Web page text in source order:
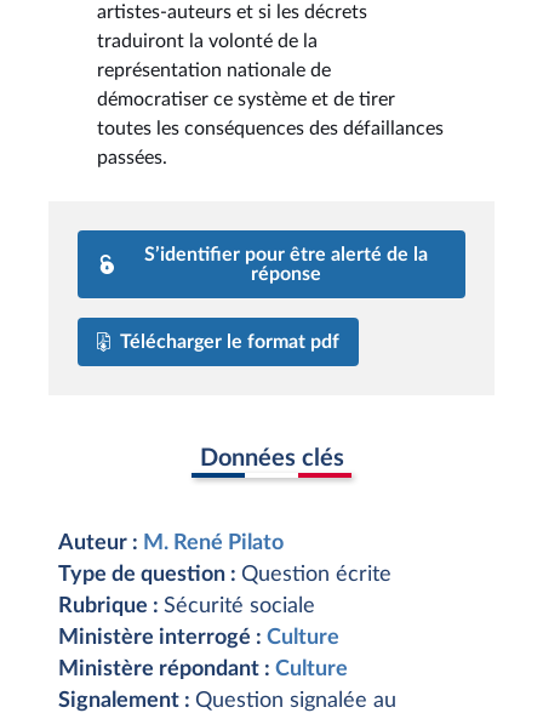
artistes-auteurs et si les décrets
traduiront la volonté de la
représentation nationale de
démocratiser ce système et de tirer
toutes les conséquences des défaillances
passées.
S’identifier pour être alerté de la
réponse
Télécharger le format pdf
Données clés
Auteur : M. René Pilato
Type de question : Question écrite
Rubrique : Sécurité sociale
Ministère interrogé : Culture
Ministère répondant : Culture
Signalement : Question signalée au